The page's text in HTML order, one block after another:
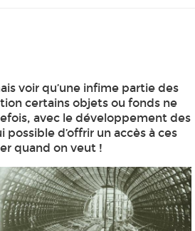
voir qu’une infime partie des
certains objets ou fonds ne
avec le développement des
d’offrir un accès à ces
quand on veut !